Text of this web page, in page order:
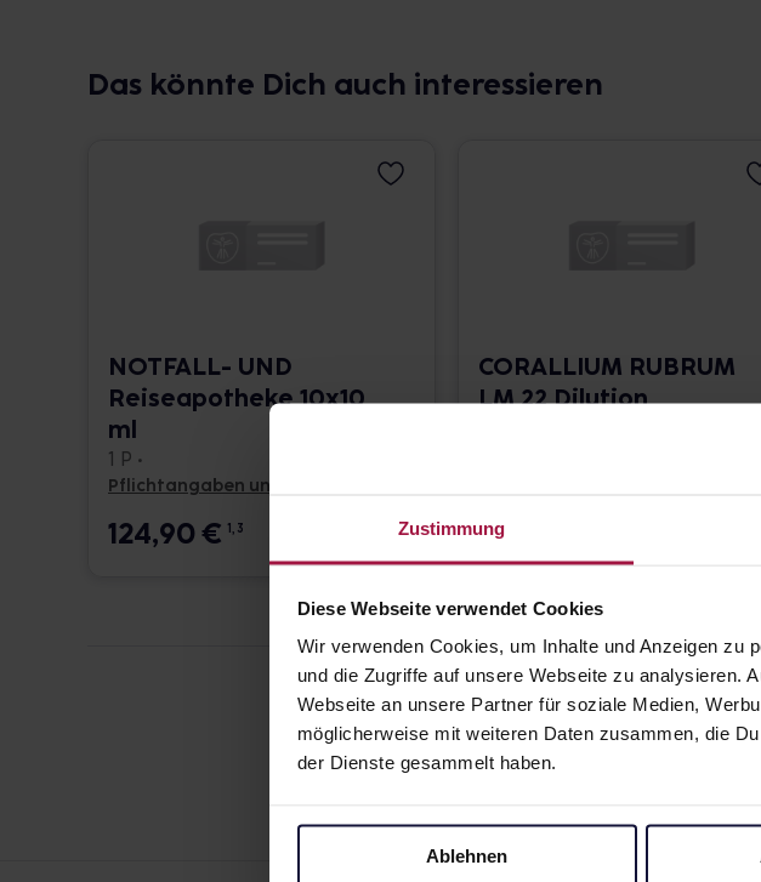
Zustimmung
Diese Webseite verwendet Cookies
Wir verwenden Cookies, um Inhalte und Anzeigen zu
und die Zugriffe auf unsere Webseite zu analysieren.
Webseite an unsere Partner für soziale Medien,
möglicherweise mit weiteren Daten zusammen, die
der Dienste gesammelt haben.
Ablehnen
Das könnte Dich auch interessieren
NOTFALL- UND
Reiseapotheke 10x10
ml
1 P •
Pflichtangaben und Details
124,90€ 1, 3
CORALLIUM RUBRUM
LM 22 Dilution
17,66